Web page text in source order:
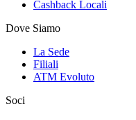
Cashback Locali
Dove Siamo
La Sede
Filiali
ATM Evoluto
Soci